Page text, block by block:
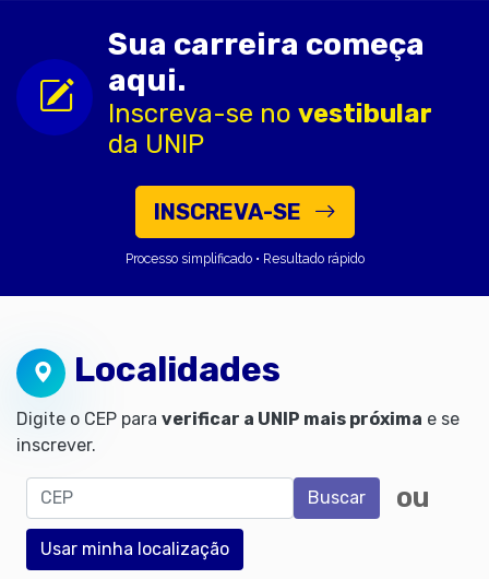
Sua carreira começa
aqui.
Inscreva-se no vestibular
da UNIP
INSCREVA-SE
Processo simplificado • Resultado rápido
Localidades
Digite o CEP para verificar a UNIP mais próxima e se
inscrever.
CEP Buscar ou
Usar minha localização